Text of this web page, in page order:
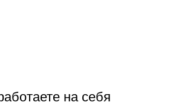
на себя